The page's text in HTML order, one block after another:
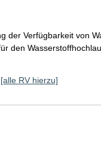
der Verfügbarkeit von
den
[alle RV hierzu]